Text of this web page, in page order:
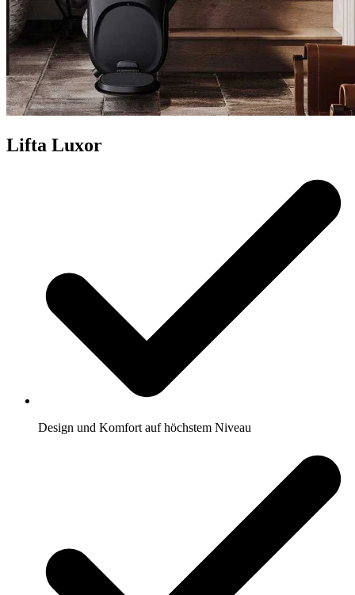
Lifta Luxor
Design und Komfort auf höchstem Niveau